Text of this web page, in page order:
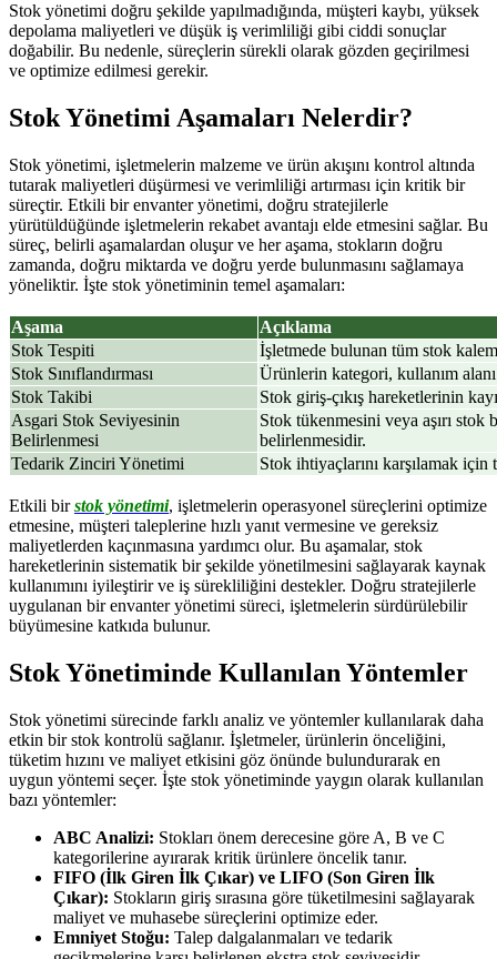
Stok yönetimi doğru şekilde yapılmadığında, müşteri kaybı, yüksek
depolama maliyetleri ve düşük iş verimliliği gibi ciddi sonuçlar
doğabilir. Bu nedenle, süreçlerin sürekli olarak gözden geçirilmesi
ve optimize edilmesi gerekir.
Stok Yönetimi Aşamaları Nelerdir?
Stok yönetimi, işletmelerin malzeme ve ürün akışını kontrol altında
tutarak maliyetleri düşürmesi ve verimliliği artırması için kritik bir
süreçtir. Etkili bir envanter yönetimi, doğru stratejilerle
yürütüldüğünde işletmelerin rekabet avantajı elde etmesini sağlar. Bu
süreç, belirli aşamalardan oluşur ve her aşama, stokların doğru
zamanda, doğru miktarda ve doğru yerde bulunmasını sağlamaya
yöneliktir. İşte stok yönetiminin temel aşamaları:
Aşama
Açıklama
Stok Tespiti
İşletmede bulunan tüm stok
Stok Sınıflandırması
Ürünlerin kategori, kullanım alanı
Stok Takibi
Stok giriş-çıkış hareketlerinin
Asgari Stok Seviyesinin
Belirlenmesi
Stok tükenmesini veya aşırı
belirlenmesidir.
Tedarik Zinciri Yönetimi
​Stok ihtiyaçlarını karşılamak
Etkili birstok yönetimi, işletmelerin operasyonel süreçlerini optimize
etmesine, müşteri taleplerine hızlı yanıt vermesine ve gereksiz
maliyetlerden kaçınmasına yardımcı olur. Bu aşamalar, stok
hareketlerinin sistematik bir şekilde yönetilmesini sağlayarak kaynak
kullanımını iyileştirir ve iş sürekliliğini destekler. Doğru stratejilerle
uygulanan bir envanter yönetimi süreci, işletmelerin sürdürülebilir
büyümesine katkıda bulunur.
Stok Yönetiminde Kullanılan Yöntemler
Stok yönetimi sürecinde farklı analiz ve yöntemler kullanılarak daha
etkin bir stok kontrolü sağlanır. İşletmeler, ürünlerin önceliğini,
tüketim hızını ve maliyet etkisini göz önünde bulundurarak en
uygun yöntemi seçer. İşte stok yönetiminde yaygın olarak kullanılan
bazı yöntemler:
ABC Analizi: Stokları önem derecesine göre A, B ve C
kategorilerine ayırarak kritik ürünlere öncelik tanır.
FIFO (İlk Giren İlk Çıkar) ve LIFO (Son Giren İlk
Çıkar): Stokların giriş sırasına göre tüketilmesini sağlayarak
maliyet ve muhasebe süreçlerini optimize eder.
Emniyet Stoğu: Talep dalgalanmaları ve tedarik